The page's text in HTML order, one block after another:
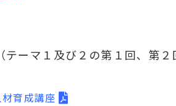
ーマ１及び２の第１回、第
育成講座